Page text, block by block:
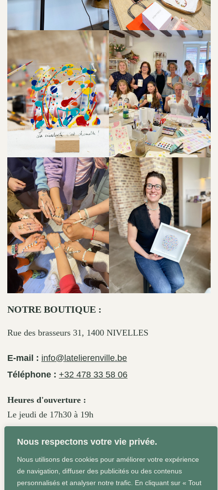
Nous respectons votre vie privée.
Nous utilisons des cookies pour améliorer votre expérience
de navigation, diffuser des publicités ou des contenus
personnalisés et analyser notre trafic. En cliquant sur « Tout
NOTRE BOUTIQUE :
Rue des brasseurs 31, 1400 NIVELLES
E-mail : info@latelierenville.be
Téléphone : +32 478 33 58 06
Heures d'ouverture :
Le jeudi de 17h30 à 19h
Le vendredi de 17h30 à 19h30
Le samedi de 11h30 à 19h